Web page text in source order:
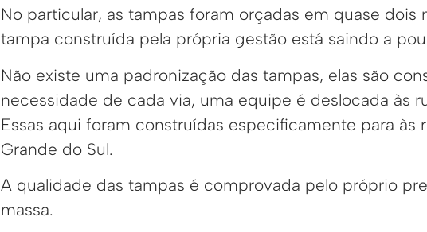
No particular, as tampas foram orçadas em quase dois
tampa construída pela própria gestão está saindo a
Não existe uma padronização das tampas, elas são
necessidade de cada via, uma equipe é deslocada às
Essas aqui foram construídas especificamente para às
Grande do Sul.
A qualidade das tampas é comprovada pelo próprio
massa.